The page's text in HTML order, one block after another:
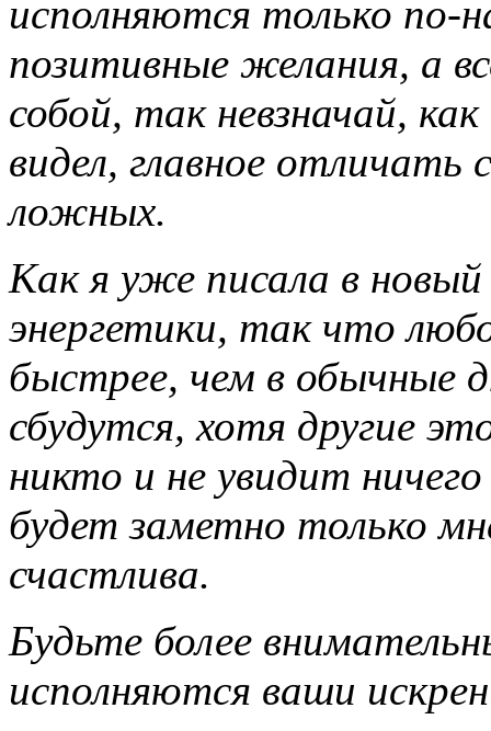
исполняются только по-
позитивные желания, а
собой, так невзначай,
видел, главное отличать
ложных.
Как я уже писала в
энергетики, так что
быстрее, чем в обычные
сбудутся, хотя другие
никто и не увидит
будет заметно только
счастлива.
Будьте более
исполняются ваши